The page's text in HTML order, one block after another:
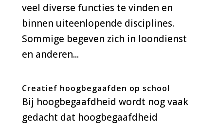
veel diverse functies te vinden en
binnen uiteenlopende disciplines.
Sommige begeven zich in loondienst
en anderen...
Creatief hoogbegaafden op school
Bij hoogbegaafdheid wordt nog vaak
gedacht dat hoogbegaafdheid